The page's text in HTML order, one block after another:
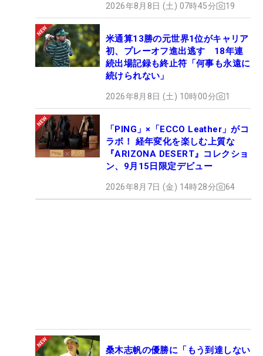
2026年8月8日 (土) 07時45分 19
米通算13勝の元世界1位がキャリア
初、プレーオフ進出逃す 18年連
続出場記録も終止符「何事も永遠に
続けられない」
2026年8月8日 (土) 10時00分 1
「PING」×「ECCO Leather」がコ
ラボ！ 経年変化を楽しむ上質な
『ARIZONA DESERT』コレクショ
ン、9月15日限定デビュー
2026年8月7日 (金) 14時28分 64
桑木志帆の優勝に「もう到達しない